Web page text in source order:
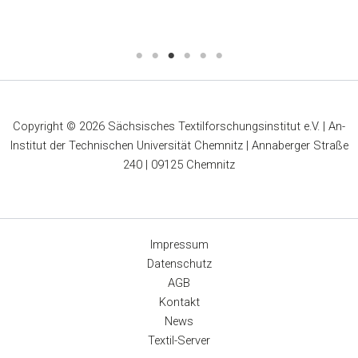
Copyright © 2026 Sächsisches Textilforschungsinstitut e.V. | An-
Institut der Technischen Universität Chemnitz | Annaberger Straße
240 | 09125 Chemnitz
Impressum
Datenschutz
AGB
Kontakt
News
Textil-Server